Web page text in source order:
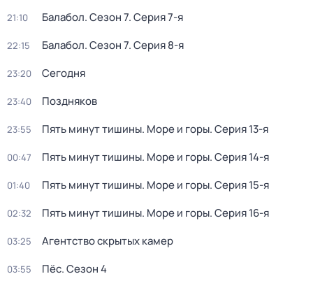
21:10 Балабол. Сезон 7. Серия 7-я
22:15 Балабол. Сезон 7. Серия 8-я
23:20 Сегодня
23:40 Поздняков
23:55 Пять минут тишины. Море и горы. Серия 13-я
00:47 Пять минут тишины. Море и горы. Серия 14-я
01:40 Пять минут тишины. Море и горы. Серия 15-я
02:32 Пять минут тишины. Море и горы. Серия 16-я
03:25 Агентство скрытых камер
03:55 Пёс. Сезон 4